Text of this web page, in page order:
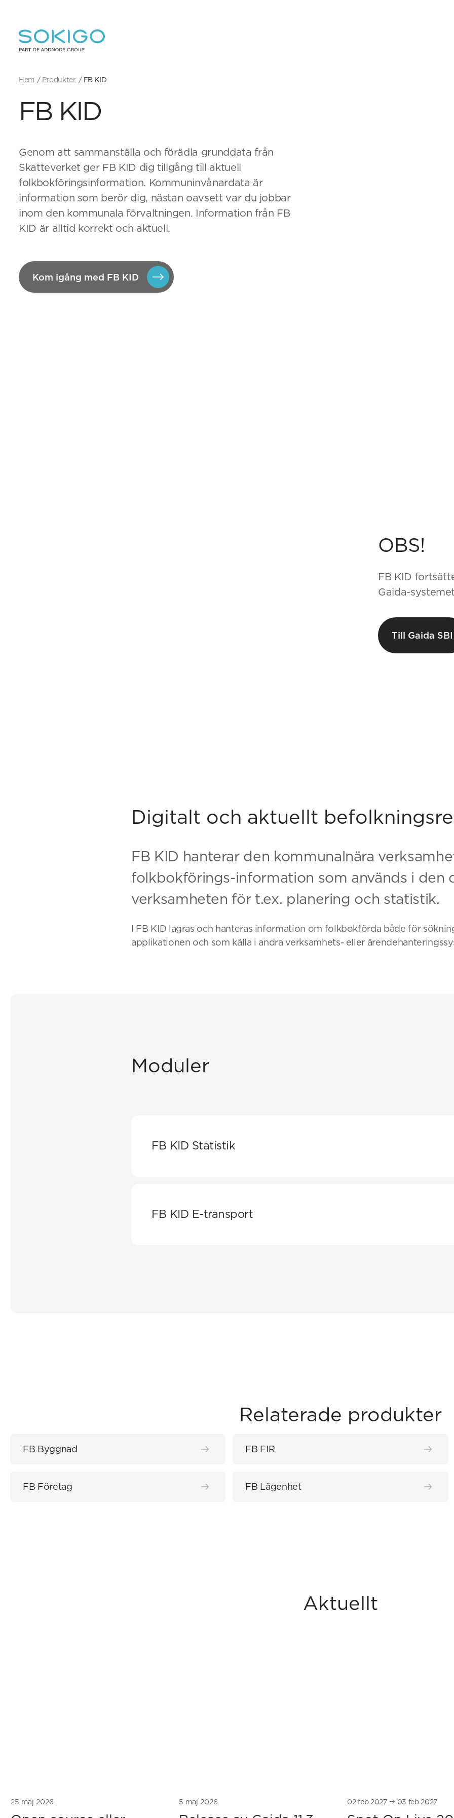
Hem Produkter FB KID
FB KID
Genom att sammanställa och förädla grunddata från
Skatteverket ger FB KID dig tillgång till aktuell
folkbokföringsinformation. Kommuninvånardata är
information som berör dig, nästan oavsett var du jobbar
inom den kommunala förvaltningen. Information från FB
KID är alltid korrekt och aktuell.
Kom igång med FB KID
OBS!
FB KID
Gaida-
Till Gaida SBI
Digitalt och aktuellt
FB KID hanterar den kommunalnära
folkbokförings-information som används i den
verksamheten för t.ex. planering och statistik.
I FB KID lagras och hanteras information om folkbokförda både för
applikationen och som källa i andra verksamhets- eller
Moduler
FB KID Statistik
FB KID Statistik
FB KID E-transport
Relaterade produkter
FB Byggnad FB FIR
FB Företag FB Lägenhet
Aktuellt
25 maj 2026 5 maj 2026 02 feb 2027 03 feb 2027